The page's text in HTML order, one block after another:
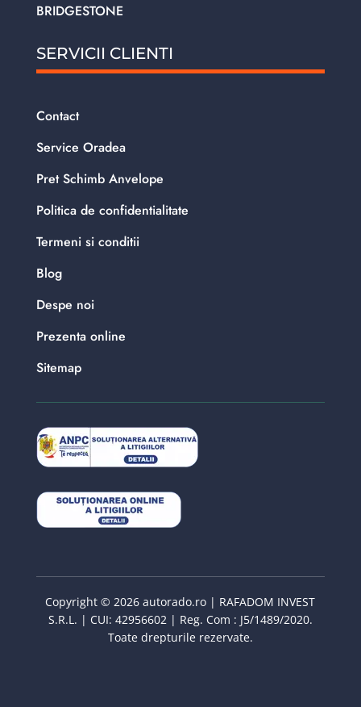
BRIDGESTONE
SERVICII CLIENTI
Contact
Service Oradea
Pret Schimb Anvelope
Politica de confidentialitate
Termeni si conditii
Blog
Despe noi
Prezenta online
Sitemap
Copyright © 2026 autorado.ro | RAFADOM INVEST
S.R.L. | CUI: 42956602 | Reg. Com : J5/1489/2020.
Toate drepturile rezervate.